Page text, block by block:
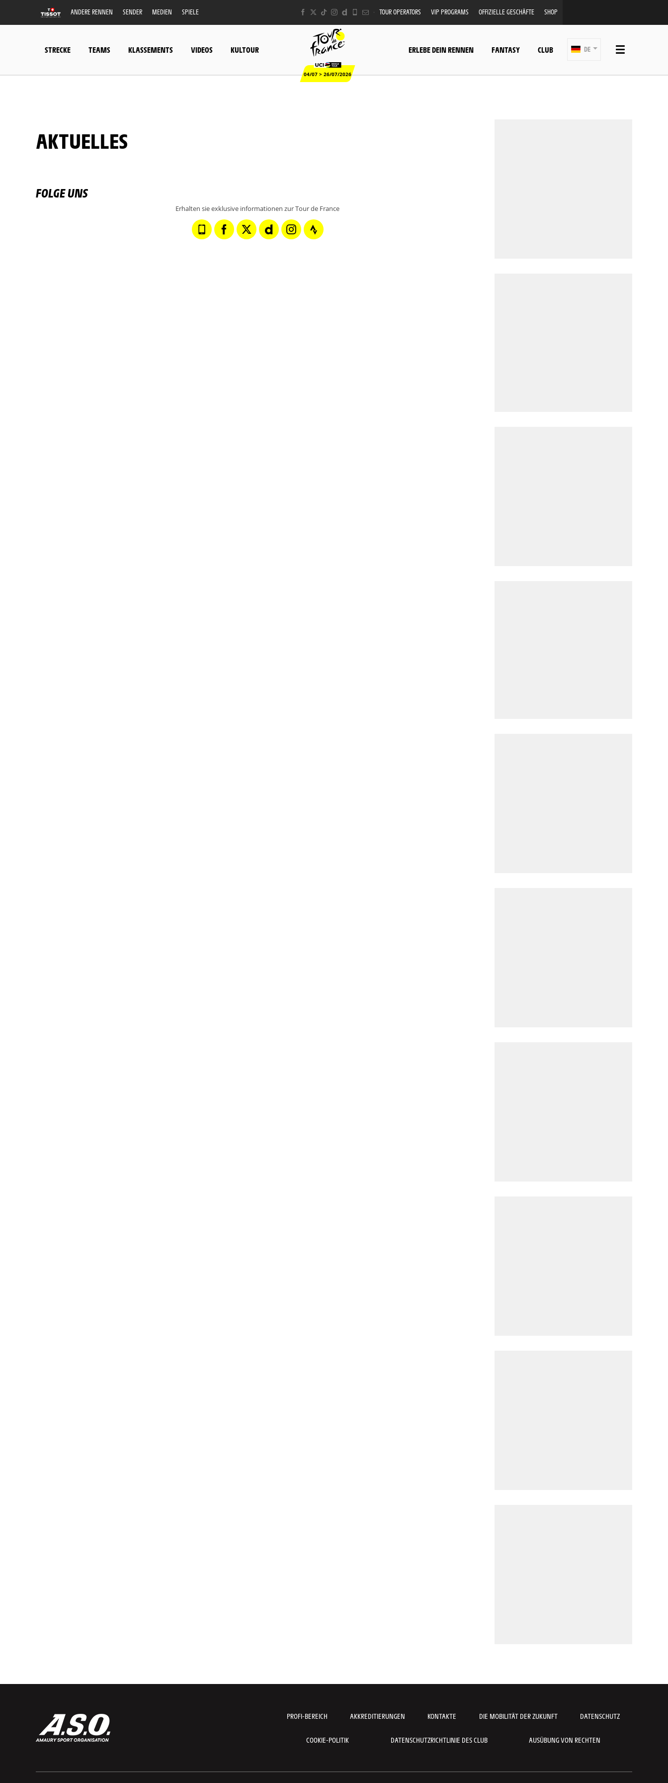
ANDERE RENNEN SENDER MEDIEN SPIELE TOUR OPERATORS VIP PROGRAMS OFFIZIELLE GESCHÄFTE SHOP
STRECKE TEAMS KLASSEMENTS VIDEOS KULTOUR
04/07 > 26/07/2026
ERLEBE DEIN RENNEN FANTASY CLUB DE
AKTUELLES
FOLGE UNS
Erhalten sie exklusive informationen zur Tour de France
PROFI-BEREICH AKKREDITIERUNGEN KONTAKTE DIE MOBILITÄT DER ZUKUNFT DATENSCHUTZ
COOKIE-POLITIK DATENSCHUTZRICHTLINIE DES CLUB AUSÜBUNG VON RECHTEN